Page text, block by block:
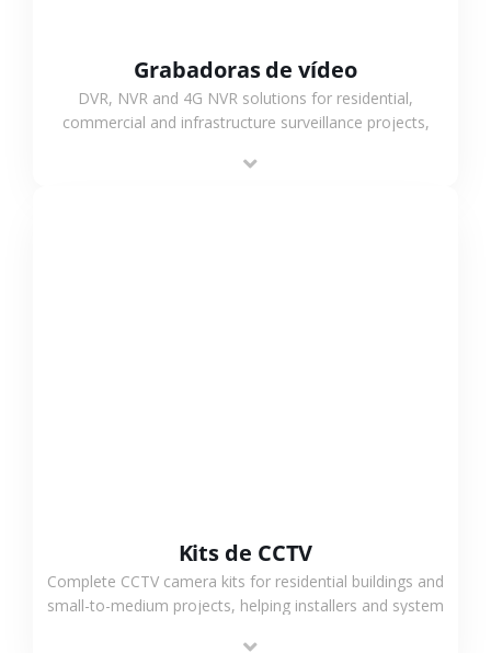
Grabadoras de vídeo
DVR, NVR and 4G NVR solutions for residential,
commercial and infrastructure surveillance projects,
Kits de CCTV
Complete CCTV camera kits for residential buildings and
small-to-medium projects, helping installers and system